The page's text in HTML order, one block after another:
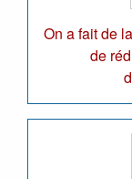
On a fait de
de